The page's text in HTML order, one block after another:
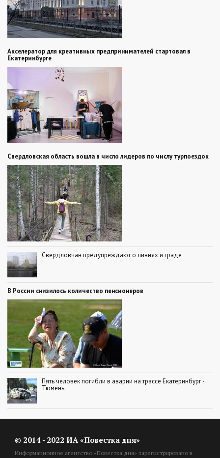
Акселератор для креативных предпринимателей стартовал в
Екатеринбурге
Свердловская область вошла в число лидеров по числу турпоездок
Свердловчан предупреждают о ливнях и граде
В России снизилось количество пенсионеров
Пять человек погибли в аварии на трассе Екатеринбург -
Тюмень
© 2014 - 2022 ИА «Повестка дня»
Информационное агентство «Повестка дня» зарегистрировано в